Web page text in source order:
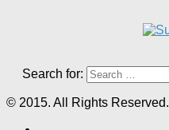
Search for:
© 2015. All Rights Reserved.